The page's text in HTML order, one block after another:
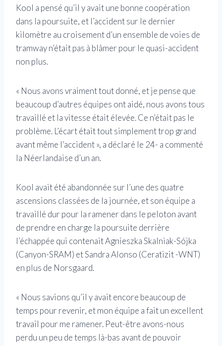
Kool a pensé qu’il y avait une bonne coopération
dans la poursuite, et l’accident sur le dernier
kilomètre au croisement d’un ensemble de voies de
tramway n’était pas à blâmer pour le quasi-accident
non plus.
« Nous avons vraiment tout donné, et je pense que
beaucoup d’autres équipes ont aidé, nous avons tous
travaillé et la vitesse était élevée. Ce n’était pas le
problème. L’écart était tout simplement trop grand
avant même l’accident », a déclaré le 24- a commenté
la Néerlandaise d’un an.
Kool avait été abandonnée sur l’une des quatre
ascensions classées de la journée, et son équipe a
travaillé dur pour la ramener dans le peloton avant
de prendre en charge la poursuite derrière
l’échappée qui contenait Agnieszka Skalniak-Sójka
(Canyon-SRAM) et Sandra Alonso (Ceratizit -WNT)
en plus de Norsgaard.
« Nous savions qu’il y avait encore beaucoup de
temps pour revenir, et mon équipe a fait un excellent
travail pour me ramener. Peut-être avons-nous
perdu un peu de temps là-bas avant de pouvoir